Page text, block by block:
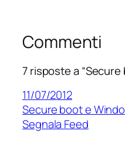
Commenti
7 risposte a
11/07/2012
Secure boot e
Segnala Feed